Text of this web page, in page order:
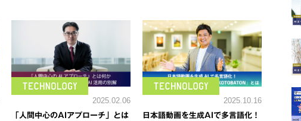
2025.02.06
「人間中心のAIアプローチ」とは
2025.10.16
日本語動画を生成AIで多言語化！